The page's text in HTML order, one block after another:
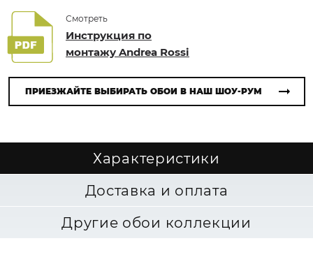
Смотреть
Инструкция по
монтажу Andrea Rossi
ПРИЕЗЖАЙТЕ ВЫБИРАТЬ ОБОИ В НАШ ШОУ-РУМ
Характеристики
Доставка и оплата
Другие обои коллекции